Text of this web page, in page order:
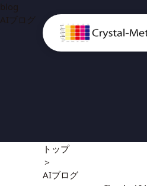
blog
AIブログ
トップ
＞
AIブログ